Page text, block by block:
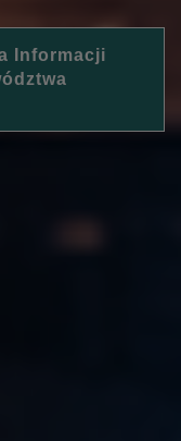
Informacji